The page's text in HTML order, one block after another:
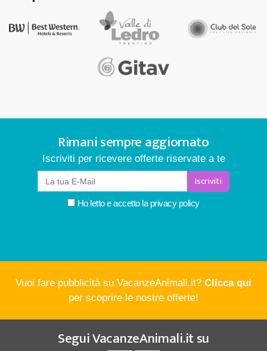
Rimani sempre aggiornato
Iscriviti per ricevere offerte riservate a te
Iscriviti
Ho letto e accetto laprivacy policy
Vuoi fare pubblicità su VacanzeAnimali.it? Clicca qui
per scoprire le nostre offerte!
SeguiVacanzeAnimali.itsu